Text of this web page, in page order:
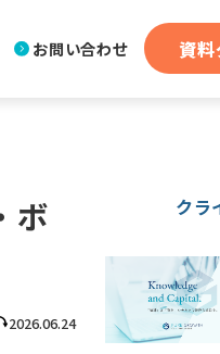
お問い合わせ 資
ボ
2026.06.24
クラ